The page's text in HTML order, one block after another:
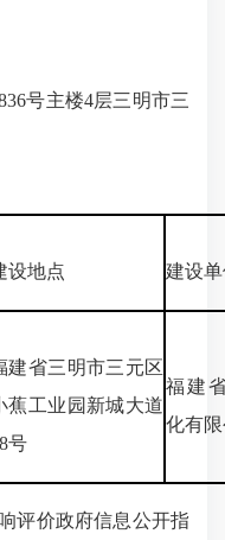
号主楼4层三明市三
设地点 建设
建省三明市三元区
蕉工业园新城大道
号
福建
化有
评价政府信息公开指